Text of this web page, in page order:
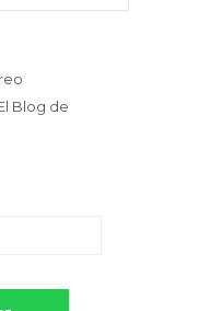
Blog de